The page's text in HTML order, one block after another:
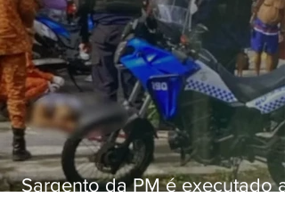
Sargento da PM é executado a